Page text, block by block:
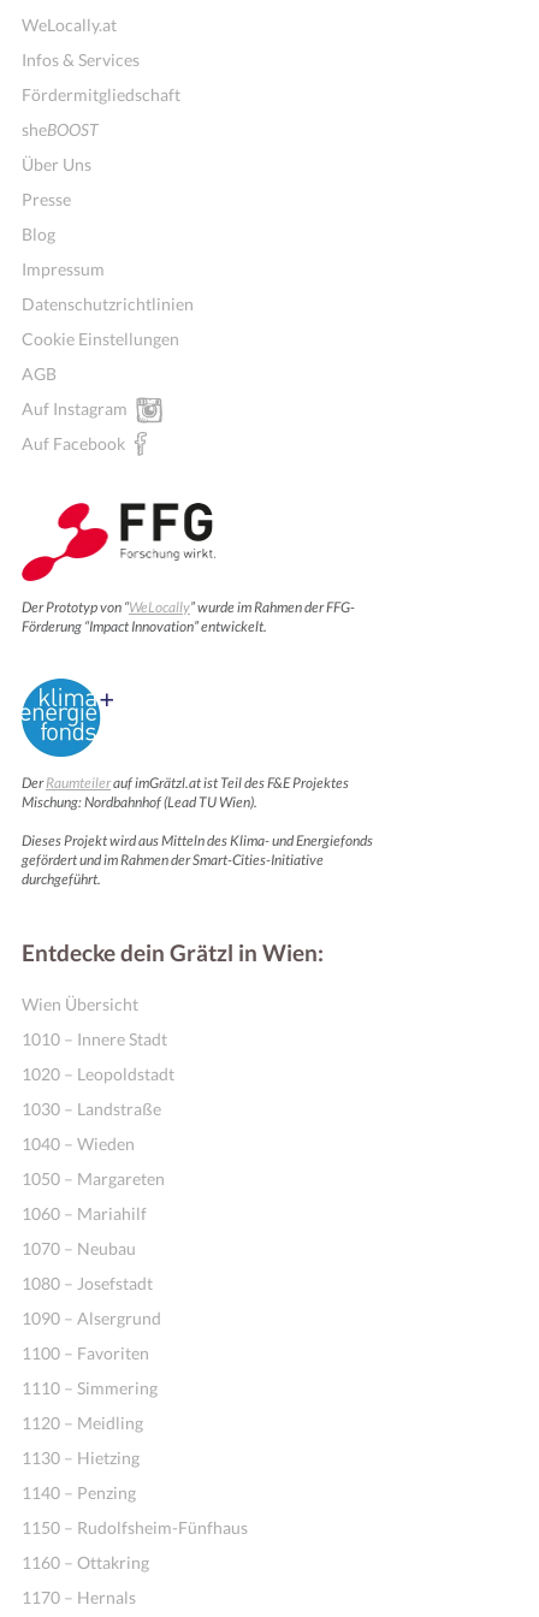
Online Shops
WeLocally.at
Infos & Services
Fördermitgliedschaft
sheBOOST
Über Uns
Presse
Blog
Impressum
Datenschutzrichtlinien
Cookie Einstellungen
AGB
Auf Instagram
Auf Facebook
Der Prototyp von “WeLocally” wurde im Rahmen der FFG-
Förderung “Impact Innovation” entwickelt.
DerRaumteilerauf imGrätzl.at ist Teil des F&E Projektes
Mischung: Nordbahnhof (Lead TU Wien).
Dieses Projekt wird aus Mitteln des Klima- und Energiefonds
gefördert und im Rahmen der Smart-Cities-Initiative
durchgeführt.
Entdecke dein Grätzl in Wien:
Wien Übersicht
1010 – Innere Stadt
1020 – Leopoldstadt
1030 – Landstraße
1040 – Wieden
1050 – Margareten
1060 – Mariahilf
1070 – Neubau
1080 – Josefstadt
1090 – Alsergrund
1100 – Favoriten
1110 – Simmering
1120 – Meidling
1130 – Hietzing
1140 – Penzing
1150 – Rudolfsheim-Fünfhaus
1160 – Ottakring
1170 – Hernals